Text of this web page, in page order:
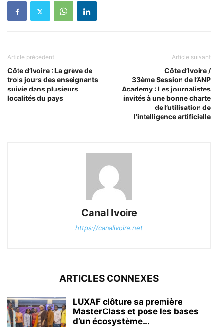
Article précédent
Côte d’Ivoire : La grève de
trois jours des enseignants
suivie dans plusieurs
localités du pays
Article suivant
Côte d’Ivoire /
33ème Session de l’ANP
Academy : Les journalistes
invités à une bonne charte
de l’utilisation de
l’intelligence artificielle
Canal Ivoire
https://canalivoire.net
ARTICLES CONNEXES
LUXAF clôture sa première
MasterClass et pose les bases
d’un écosystème...